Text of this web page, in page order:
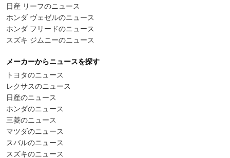
日産 リーフのニュース
ホンダ ヴェゼルのニュース
ホンダ フリードのニュース
スズキ ジムニーのニュース
メーカーからニュースを探す
トヨタのニュース
レクサスのニュース
日産のニュース
ホンダのニュース
三菱のニュース
マツダのニュース
スバルのニュース
スズキのニュース